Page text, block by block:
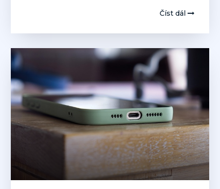
Číst dál